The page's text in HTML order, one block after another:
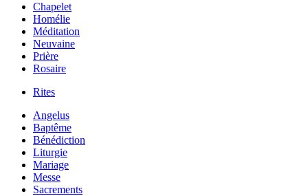
Chapelet
Homélie
Méditation
Neuvaine
Prière
Rosaire
Rites
Angelus
Baptême
Bénédiction
Liturgie
Mariage
Messe
Sacrements